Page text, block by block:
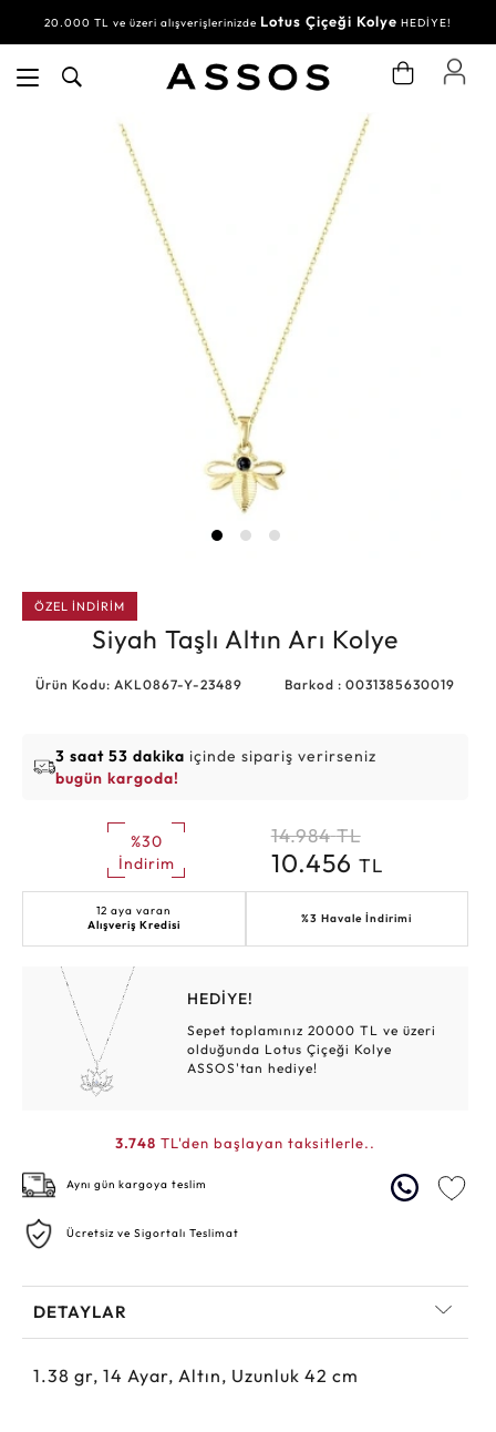
20.000 TL ve üzeri alışverişlerinizde Lotus Çiçeği Kolye HEDİYE!
ÖZEL İNDİRİM
Siyah Taşlı Altın Arı Kolye
Ürün Kodu: AKL0867-Y-23489 Barkod : 0031385630019
3 saat 53 dakika içinde sipariş verirseniz
bugün kargoda!
%30
İndirim
14.984 TL
10.456 TL
12 aya varan
Alışveriş Kredisi
%3 Havale İndirimi
HEDİYE!
Sepet toplamınız 20000 TL ve üzeri
olduğunda Lotus Çiçeği Kolye
ASSOS'tan hediye!
3.748 TL'den başlayan taksitlerle..
Aynı gün kargoya teslim
Ücretsiz ve Sigortalı Teslimat
DETAYLAR
1.38 gr, 14 Ayar, Altın, Uzunluk 42 cm